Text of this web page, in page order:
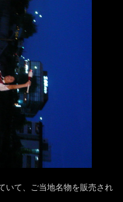
いて、ご当地名物を販売され